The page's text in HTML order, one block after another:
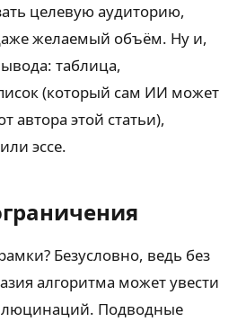
целевую аудиторию,
желаемый объём. Ну и,
таблица,
(который сам ИИ может
автора этой статьи),
эссе.
Безусловно, ведь без
алгоритма может увести
Подводные